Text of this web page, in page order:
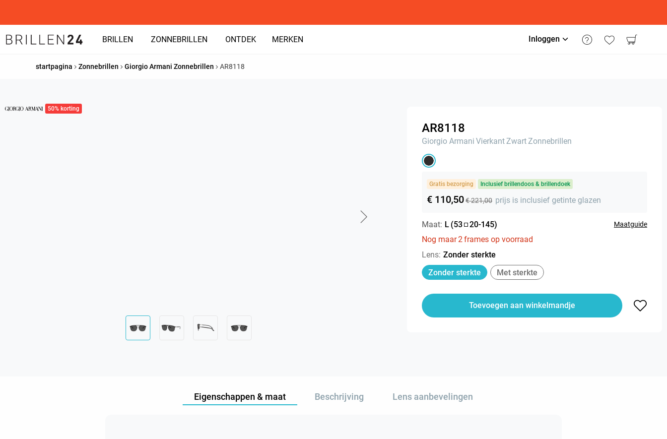
BRILLEN ZONNEBRILLEN ONTDEK MERKEN Inloggen
startpagina Zonnebrillen Giorgio Armani Zonnebrillen AR8118
50% korting
AR8118
Giorgio Armani VierkantZwartZonnebrillen
Gratis bezorging Inclusief brillendoos & brillendoek
€ 110,50€ 221,00 prijs is inclusief getinte glazen
Maat: L (53 20-145) Maatguide
Nog maar2frames op voorraad
Lens: Zonder sterkte
Zonder sterkte
Met sterkte
Toevoegen aan winkelmandje
Eigenschappen & maat Beschrijving Lens aanbevelingen